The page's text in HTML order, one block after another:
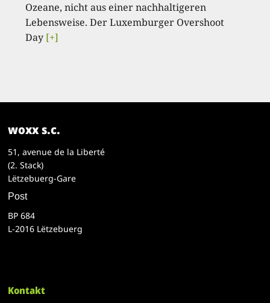
Ozeane, nicht aus einer nachhaltigeren
Lebensweise. Der Luxemburger Overshoot
Day [+]
woxx s.c.
51, avenue de la Liberté
(2. Stack)
Lëtzebuerg-Gare
Post
BP 684
L-2016 Lëtzebuerg
Kontakt